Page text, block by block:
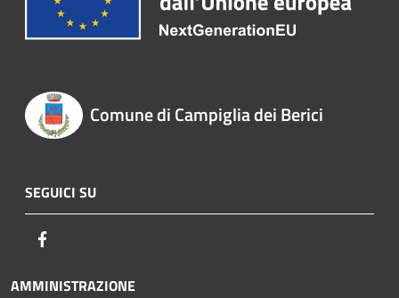
Comune di Campiglia dei Berici
SEGUICI SU
AMMINISTRAZIONE